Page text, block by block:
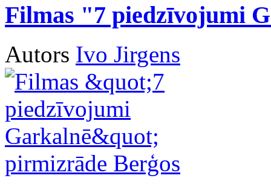
Filmas "7 piedzīvojumi
Autors Ivo Jirgens